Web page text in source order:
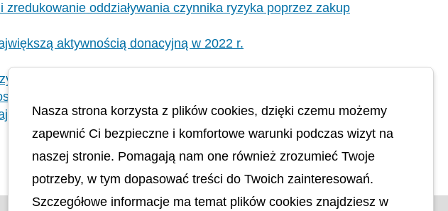
oddziaływania czynnika ryzyka poprzez zakup
aktywnością donacyjną w 2022 r.
mleka kobiecego i jego przechowywania
aktywnością donacyjną w 2022 -2023 r.
Nasza strona korzysta z plików cookies, dzięki czemu możemy
zapewnić Ci bezpieczne i komfortowe warunki podczas wizyt na
naszej stronie. Pomagają nam one również zrozumieć Twoje
potrzeby, w tym dopasować treści do Twoich zainteresowań.
Szczegółowe informacje ma temat plików cookies znajdziesz w